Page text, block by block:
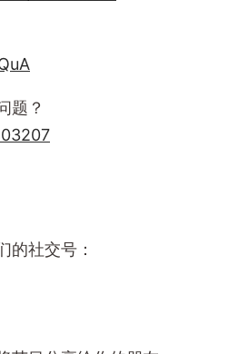
题？
的社交号：